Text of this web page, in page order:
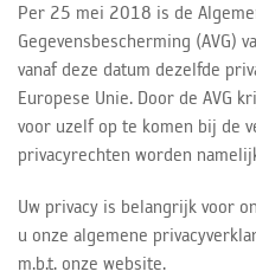
Per 25 mei 2018 is de
Gegevensbescherming (AVG)
vanaf deze datum dezelfde
Europese Unie. Door de AVG
voor uzelf op te komen bij de
privacyrechten worden
Uw privacy is belangrijk voor
u onze algemene
m.b.t. onze website.